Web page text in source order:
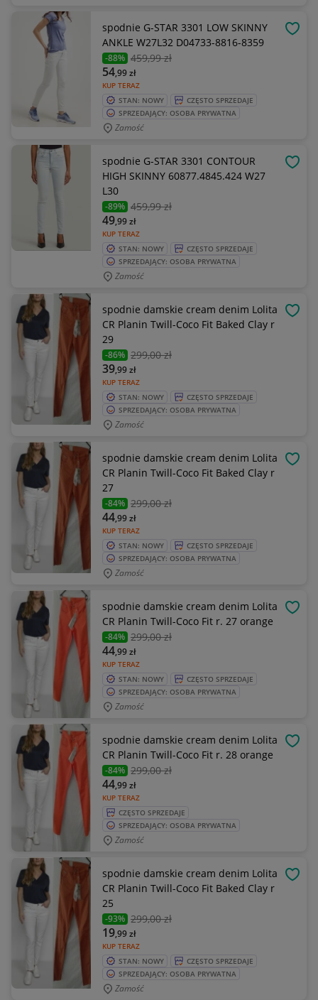
spodnie G-STAR 3301 LOW SKINNY
ANKLE W27L32 D04733-8816-8359
-88% 459,99 zł
KUP TERAZ
54,99zł
STAN: NOWY
CZĘSTO SPRZEDAJE
SPRZEDAJĄCY: OSOBA PRYWATNA
Zamość
spodnie G-STAR 3301 CONTOUR
HIGH SKINNY 60877.4845.424 W27
L30
-89% 459,99 zł
KUP TERAZ
49,99zł
STAN: NOWY
CZĘSTO SPRZEDAJE
SPRZEDAJĄCY: OSOBA PRYWATNA
Zamość
spodnie damskie cream denim Lolita
CR Planin Twill-Coco Fit Baked Clay r
29
-86% 299,00 zł
KUP TERAZ
39,99zł
STAN: NOWY
CZĘSTO SPRZEDAJE
SPRZEDAJĄCY: OSOBA PRYWATNA
Zamość
spodnie damskie cream denim Lolita
CR Planin Twill-Coco Fit Baked Clay r
27
-84% 299,00 zł
KUP TERAZ
44,99zł
STAN: NOWY
CZĘSTO SPRZEDAJE
SPRZEDAJĄCY: OSOBA PRYWATNA
Zamość
spodnie damskie cream denim Lolita
CR Planin Twill-Coco Fit r. 27 orange
-84% 299,00 zł
KUP TERAZ
44,99zł
STAN: NOWY
CZĘSTO SPRZEDAJE
SPRZEDAJĄCY: OSOBA PRYWATNA
Zamość
spodnie damskie cream denim Lolita
CR Planin Twill-Coco Fit r. 28 orange
-84% 299,00 zł
KUP TERAZ
44,99zł
CZĘSTO SPRZEDAJE
SPRZEDAJĄCY: OSOBA PRYWATNA
Zamość
spodnie damskie cream denim Lolita
CR Planin Twill-Coco Fit Baked Clay r
25
-93% 299,00 zł
KUP TERAZ
19,99zł
STAN: NOWY
CZĘSTO SPRZEDAJE
SPRZEDAJĄCY: OSOBA PRYWATNA
Zamość